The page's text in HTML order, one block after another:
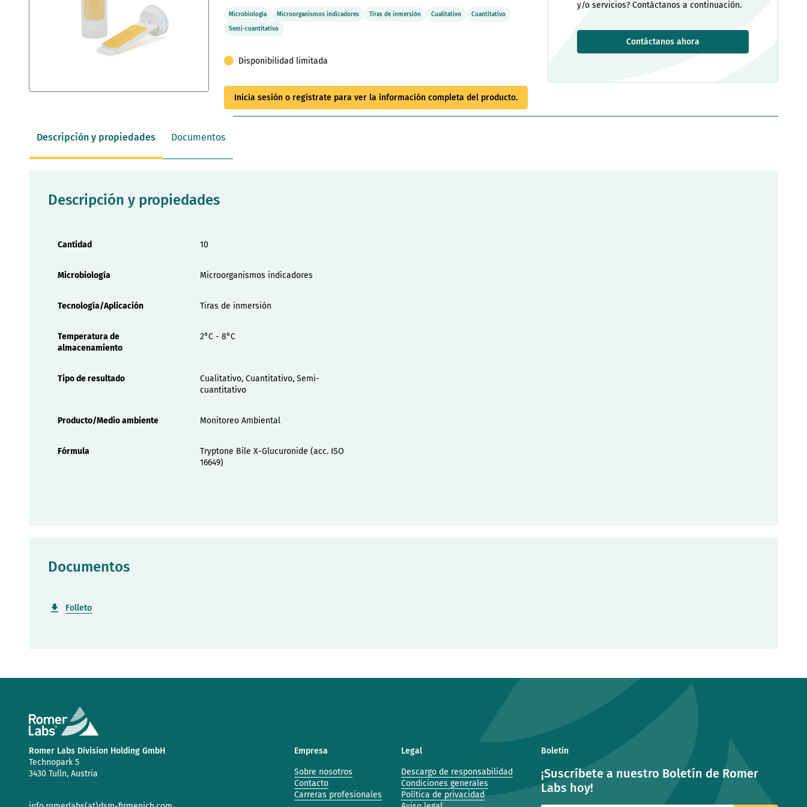
Microbiología Microorganismos indicadores Tiras de inmersión Cualitativo
Cuantitativo
Semi-cuantitativo
Disponibilidad limitada
Inicia sesión o regístrate para ver la información completa del producto.
y/o servicios? Contáctanos a continuación.
Contáctanos ahora
Descripción y propiedades Documentos
Descripción y propiedades
Cantidad
10
Microbiología Microorganismos indicadores
Tecnología/Aplicación Tiras de inmersión
Temperatura de
almacenamiento
2°C - 8°C
Tipo de resultado
Cualitativo, Cuantitativo, Semi-
cuantitativo
Producto/Medio ambiente Monitoreo Ambiental
Fórmula
Tryptone Bile X-Glucuronide (acc. ISO
16649)
Documentos
Folleto
Romer Labs Division Holding GmbH
Technopark 5
3430 Tulln, Austria
Empresa
Sobre nosotros
Contacto
Carreras profesionales
Legal
Descargo de responsabilidad
Condiciones generales
Política de privacidad
Boletín
¡Suscríbete a nuestro Boletín de Romer
Labs hoy!